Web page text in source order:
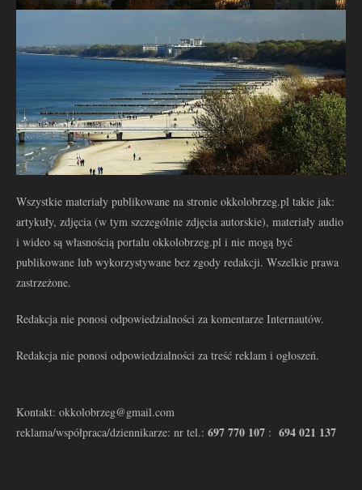
Wszystkie materiały publikowane na stronie okkolobrzeg.pl takie jak:
artykuły, zdjęcia (w tym szczególnie zdjęcia autorskie), materiały audio
i wideo są własnością portalu okkolobrzeg.pl i nie mogą być
publikowane lub wykorzystywane bez zgody redakcji. Wszelkie prawa
zastrzeżone.
Redakcja nie ponosi odpowiedzialności za komentarze Internautów.
Redakcja nie ponosi odpowiedzialności za treść reklam i ogłoszeń.
Kontakt: okkolobrzeg@gmail.com
reklama/współpraca/dziennikarze: nr tel.: 697 770 107 : 694 021 137